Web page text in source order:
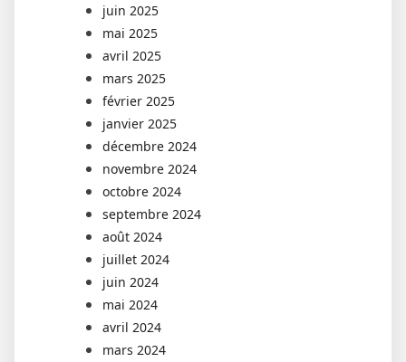
juin 2025
mai 2025
avril 2025
mars 2025
février 2025
janvier 2025
décembre 2024
novembre 2024
octobre 2024
septembre 2024
août 2024
juillet 2024
juin 2024
mai 2024
avril 2024
mars 2024